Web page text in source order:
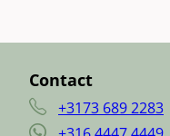
Contact
+3173 689 2283